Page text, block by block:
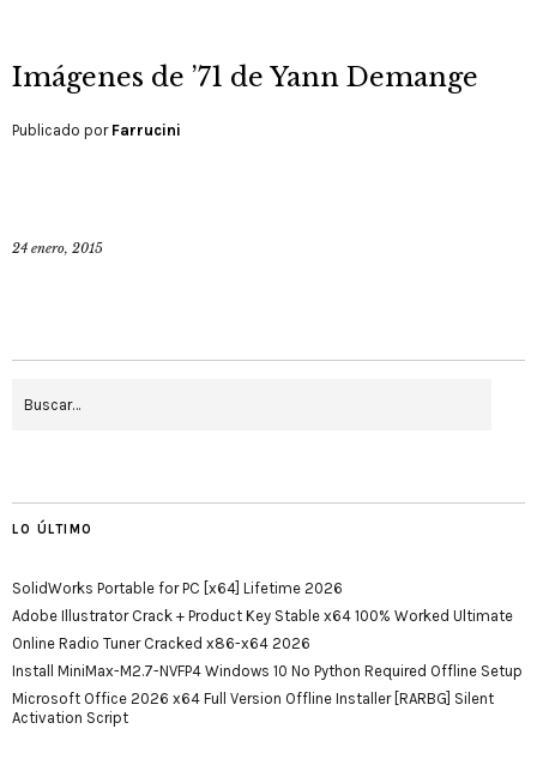
Imágenes de ’71 de Yann Demange
Publicado por Farrucini
24 enero, 2015
LO ÚLTIMO
SolidWorks Portable for PC [x64] Lifetime 2026
Adobe Illustrator Crack + Product Key Stable x64 100% Worked Ultimate
Online Radio Tuner Cracked x86-x64 2026
Install MiniMax-M2.7-NVFP4 Windows 10 No Python Required Offline Setup
Microsoft Office 2026 x64 Full Version Offline Installer [RARBG] Silent
Activation Script